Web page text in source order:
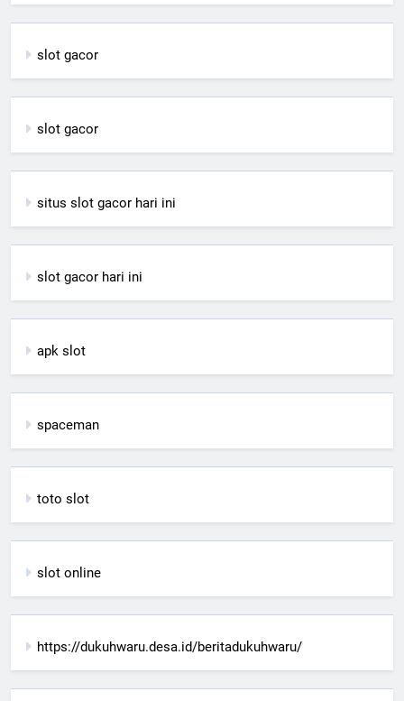
slot gacor
slot gacor
situs slot gacor hari ini
slot gacor hari ini
apk slot
spaceman
toto slot
slot online
https://dukuhwaru.desa.id/beritadukuhwaru/